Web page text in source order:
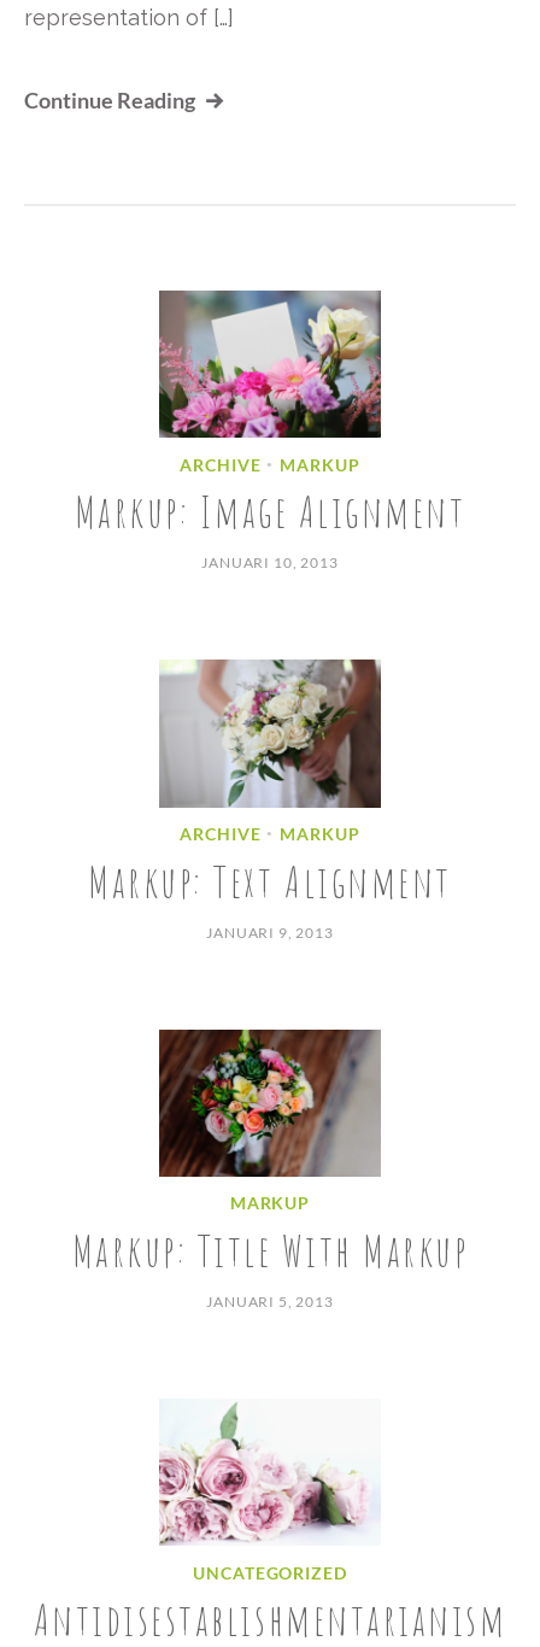
representation of […]
Continue Reading
ARCHIVE • MARKUP
Markup: Image Alignment
JANUARI 10, 2013
ARCHIVE • MARKUP
Markup: Text Alignment
JANUARI 9, 2013
MARKUP
Markup: Title With Markup
JANUARI 5, 2013
UNCATEGORIZED
Antidisestablishmentarianism